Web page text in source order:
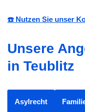
☎️ Nutzen Sie unser
Unsere
in Teublitz
Asylrecht